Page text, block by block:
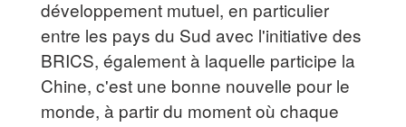
développement mutuel, en particulier
entre les pays du Sud avec l'initiative des
BRICS, également à laquelle participe la
Chine, c'est une bonne nouvelle pour le
monde, à partir du moment où chaque